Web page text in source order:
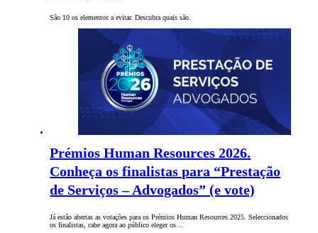
São 10 os elementos a evitar. Descubra quais são.
Prémios Human Resources 2026.
Conheça os finalistas para “Prestação
de Serviços – Advogados” (e vote)
Já estão abertas as votações para os Prémios Human Resources 2025. Seleccionados
os finalistas, cabe agora ao público eleger os…